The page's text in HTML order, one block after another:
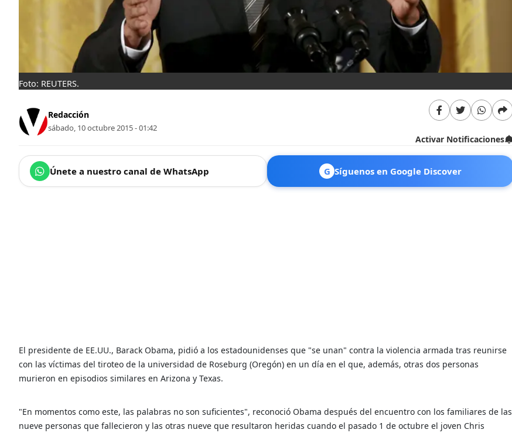
Foto: REUTERS.
Redacción
sábado, 10 octubre 2015 - 01:42
Activar Notificaciones
Únete a nuestro canal de WhatsApp G Síguenos en Google Discover
El presidente de EE.UU., Barack Obama, pidió a los estadounidenses que "se unan" contra la violencia armada tras reunirse
con las víctimas del tiroteo de la universidad de Roseburg (Oregón) en un día en el que, además, otras dos personas
murieron en episodios similares en Arizona y Texas.
"En momentos como este, las palabras no son suficientes", reconoció Obama después del encuentro con los familiares de las
nueve personas que fallecieron y las otras nueve que resultaron heridas cuando el pasado 1 de octubre el joven Chris